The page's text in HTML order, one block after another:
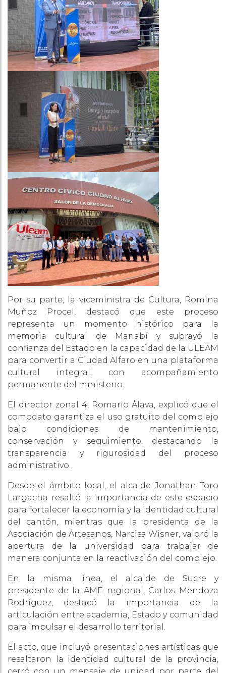
Por su parte, la viceministra de Cultura, Romina
Muñoz Procel, destacó que este proceso
representa un momento histórico para la
memoria cultural de Manabí y subrayó la
confianza del Estado en la capacidad de la ULEAM
para convertir a Ciudad Alfaro en una plataforma
cultural integral, con acompañamiento
permanente del ministerio.
El director zonal 4, Romario Álava, explicó que el
comodato garantiza el uso gratuito del complejo
bajo condiciones de mantenimiento,
conservación y seguimiento, destacando la
transparencia y rigurosidad del proceso
administrativo.
Desde el ámbito local, el alcalde Jonathan Toro
Largacha resaltó la importancia de este espacio
para fortalecer la economía y la identidad cultural
del cantón, mientras que la presidenta de la
Asociación de Artesanos, Narcisa Wisner, valoró la
apertura de la universidad para trabajar de
manera conjunta en la reactivación del complejo.
En la misma línea, el alcalde de Sucre y
presidente de la AME regional, Carlos Mendoza
Rodríguez, destacó la importancia de la
articulación entre academia, Estado y comunidad
para impulsar el desarrollo territorial.
El acto, que incluyó presentaciones artísticas que
resaltaron la identidad cultural de la provincia,